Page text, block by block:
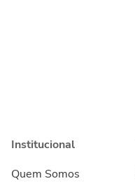
Institucional
Quem Somos